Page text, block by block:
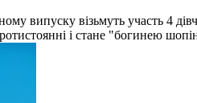
випуску візьмуть участь 4
і стане "богинею